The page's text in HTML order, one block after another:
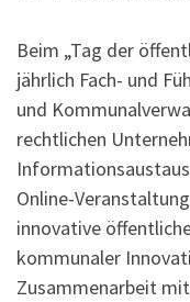
Beim „Tag der
jährlich Fach- und
und
rechtlichen
Online-
innovative
kommunaler
Zusammenarbeit